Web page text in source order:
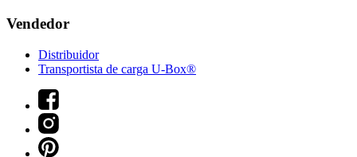
Vendedor
Distribuidor
Transportista de carga U-Box®